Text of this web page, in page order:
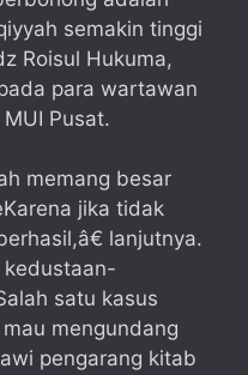
semakin tinggi
Roisul Hukuma,
para wartawan
Pusat.
memang besar
jika tidak
lanjutnya.
kedustaan-
satu kasus
mengundang
pengarang kitab